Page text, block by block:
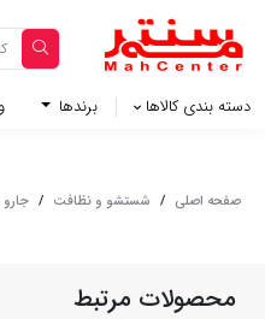
دسته بندی کالاها برندها
صفحه اصلی / شستشو و نظافت /
محصولات مرتبط